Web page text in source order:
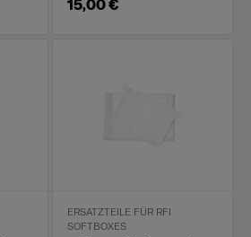
15,00 €
ERSATZTEILE FÜR RFI
SOFTBOXES